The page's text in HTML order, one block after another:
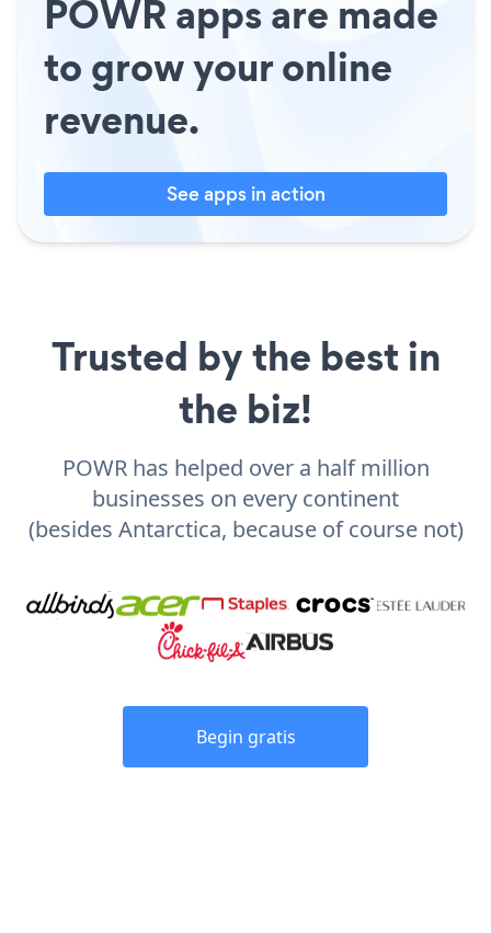
POWR apps are made
to grow your online
revenue.
See apps in action
Trusted by the best in
the biz!
POWR has helped over a half million
businesses on every continent
(besides Antarctica, because of course not)
Begin gratis